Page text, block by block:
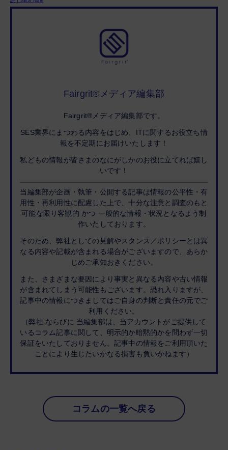
Fairgrit®メディア編集部
Fairgrit®メディア編集部です。
SES業界にまつわる内容をはじめ、ITに関するお役立ち情
報を不定期にお届けいたします！
私どもの情報が皆さまのなにがしかのお役に立てれば嬉し
いです！
当編集部が企画・執筆・公開する記事は情報の公平性・有
用性・再利用性に配慮した上で、十分な注意と調査のもと
可能な限り客観的 かつ 一般的な情報・状況となるよう制
作いたしております。
そのため、弊社としての見解やスタンス／ポリシーとは異
なる内容や記載が含まれる場合がございますので、あらか
じめご承知おきください。
また、さまざまな要因により事実と異なる内容や古い情報
が含まれてしまう可能性もございます。恐れ入りますが、
記事中の情報につきましてはご自身の判断と責任の元でご
利用ください。
（弊社 ならびに 当編集部は、当アカウントがご提供して
いるコラム記事に関して、明示的か暗黙的かを問わず一切
保証をいたしておりません。記事中の情報をご利用頂いた
ことにより生じたいかなる損害も負いかねます）
コラムの一覧へ戻る